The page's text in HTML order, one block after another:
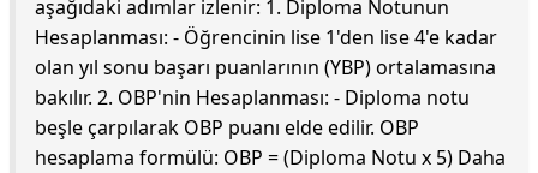
aşağıdaki adımlar izlenir: 1. Diploma Notunun
Hesaplanması: - Öğrencinin lise 1'den lise 4'e kadar
olan yıl sonu başarı puanlarının (YBP) ortalamasına
bakılır. 2. OBP'nin Hesaplanması: - Diploma notu
beşle çarpılarak OBP puanı elde edilir. OBP
hesaplama formülü: OBP = (Diploma Notu x 5) Daha